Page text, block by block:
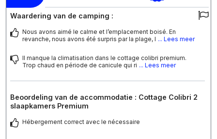
Waardering van de camping :
Nous avons aimé le calme et l’emplacement boisé. En
revanche, nous avons été surpris par la plage, l ... Lees meer
Il manque la climatisation dans le cottage colibri premium.
Trop chaud en période de canicule qui ri ... Lees meer
Beoordeling van de accommodatie : Cottage Colibri 2
slaapkamers Premium
Hébergement correct avec le nécessaire